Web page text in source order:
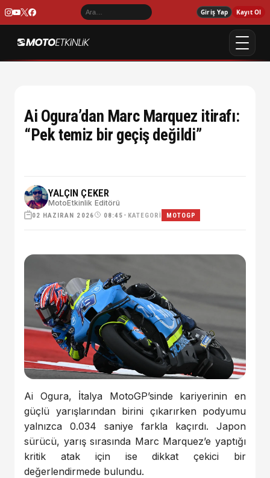
Giriş Yap Kayıt Ol
Ai Ogura’dan Marc Marquez itirafı:
“Pek temiz bir geçiş değildi”
YALÇIN ÇEKER
MotoEtkinlik Editörü
02 HAZIRAN 2026 08:45 • KATEGORI MOTOGP
Ai Ogura, İtalya MotoGP’sinde kariyerinin en
güçlü yarışlarından birini çıkarırken podyumu
yalnızca 0.034 saniye farkla kaçırdı. Japon
sürücü, yarış sırasında Marc Marquez’e yaptığı
kritik atak için ise dikkat çekici bir
değerlendirmede bulundu.